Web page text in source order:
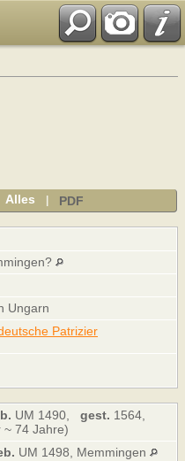
Alles PDF
Ungarn
Patrizier
UM 1490, gest. 1564,
~ 74 Jahre)
UM 1498, Memmingen